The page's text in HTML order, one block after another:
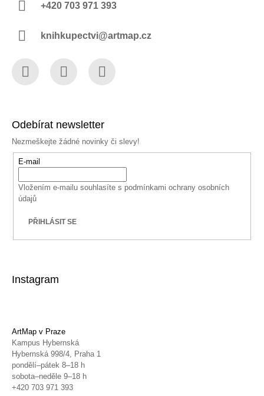
+420 703 971 393
knihkupectvi@artmap.cz
Odebírat newsletter
Nezmeškejte žádné novinky či slevy!
E-mail
Vložením e-mailu souhlasíte s podmínkami ochrany osobních
údajů
PŘIHLÁSIT SE
Instagram
ArtMap v Praze
Kampus Hybernská
Hybernská 998/4, Praha 1
pondělí–pátek 8–18 h
sobota–neděle 9–18 h
+420 703 971 393